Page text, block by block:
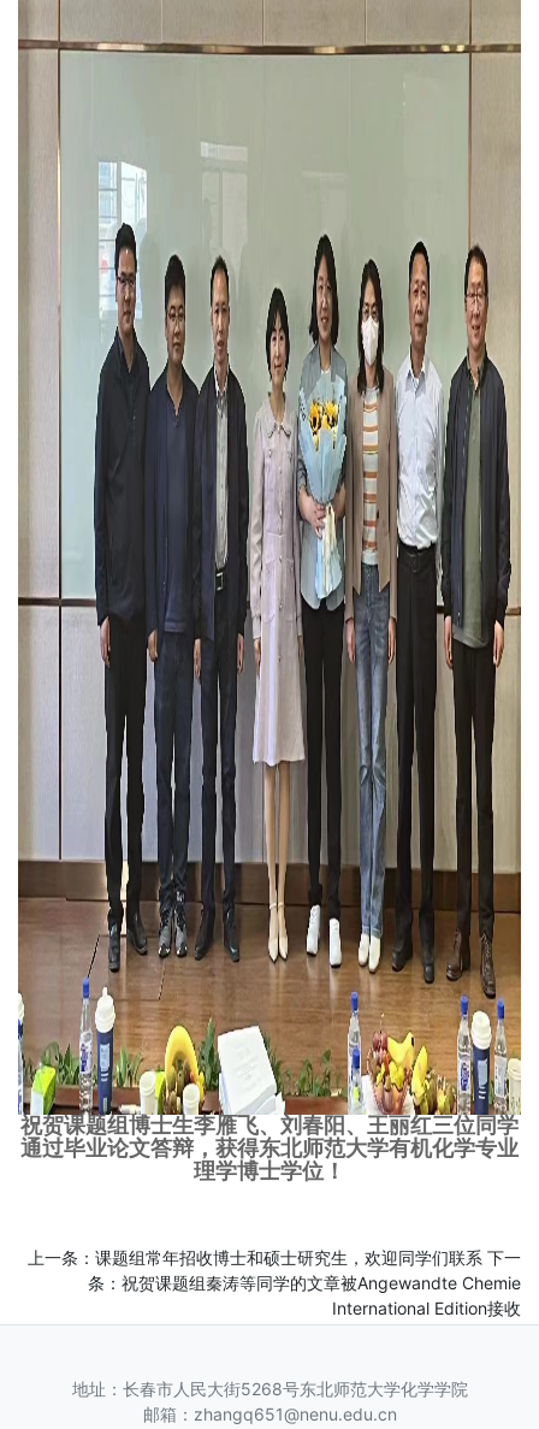
祝贺课题组博士生李雁飞、刘春阳、王丽红三位同学
通过毕业论文答辩，获得东北师范大学有机化学专业
理学博士学位！
上一条： 课题组常年招收博士和硕士研究生，欢迎同学们联系 下一
条： 祝贺课题组秦涛等同学的文章被Angewandte Chemie
International Edition接收
地址：长春市人民大街5268号东北师范大学化学学院
邮箱：zhangq651@nenu.edu.cn